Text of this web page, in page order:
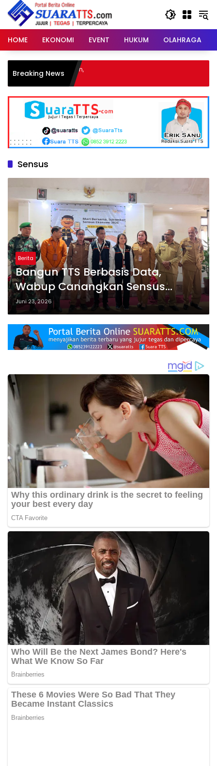
Langsung
konten
HOME
EKONOMI EVENT HUKUM OLAHRAGA
Breaking News
Sensus
Berita
Bangun TTS Berbasis Data,
Wabup Canangkan Sensus
Ekonomi 2026
Juni 23, 2026